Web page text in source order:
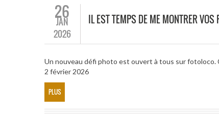
26
JAN
2026
IL EST TEMPS DE ME MONTRER
Un nouveau défi photo est ouvert à tous sur
2 février 2026
PLUS